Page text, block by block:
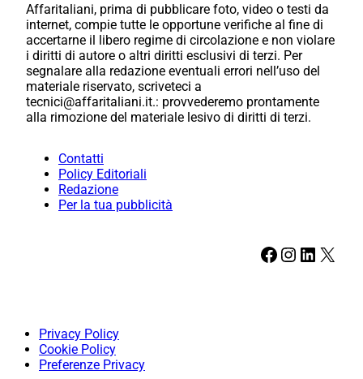
Affaritaliani, prima di pubblicare foto, video o testi da
internet, compie tutte le opportune verifiche al fine di
accertarne il libero regime di circolazione e non violare
i diritti di autore o altri diritti esclusivi di terzi. Per
segnalare alla redazione eventuali errori nell’uso del
materiale riservato, scriveteci a
tecnici@affaritaliani.it.: provvederemo prontamente
alla rimozione del materiale lesivo di diritti di terzi.
Contatti
Policy Editoriali
Redazione
Per la tua pubblicità
Facebook Instagram LinkedIn X
Privacy Policy
Cookie Policy
Preferenze Privacy